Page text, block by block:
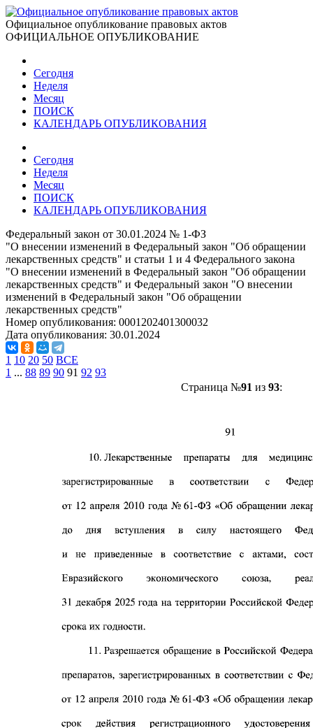
Официальное опубликование правовых актов
ОФИЦИАЛЬНОЕ ОПУБЛИКОВАНИЕ
Сегодня
Неделя
Месяц
ПОИСК
КАЛЕНДАРЬ ОПУБЛИКОВАНИЯ
Сегодня
Неделя
Месяц
ПОИСК
КАЛЕНДАРЬ ОПУБЛИКОВАНИЯ
Федеральный закон от 30.01.2024 № 1-ФЗ
"О внесении изменений в Федеральный закон "Об обращении
лекарственных средств" и статьи 1 и 4 Федерального закона
"О внесении изменений в Федеральный закон "Об обращении
лекарственных средств" и Федеральный закон "О внесении
изменений в Федеральный закон "Об обращении
лекарственных средств"
Номер опубликования: 0001202401300032
Дата опубликования: 30.01.2024
1 10 20 50 ВСЕ
1 ... 88 89 90 91 92 93
Страница №91 из 93: